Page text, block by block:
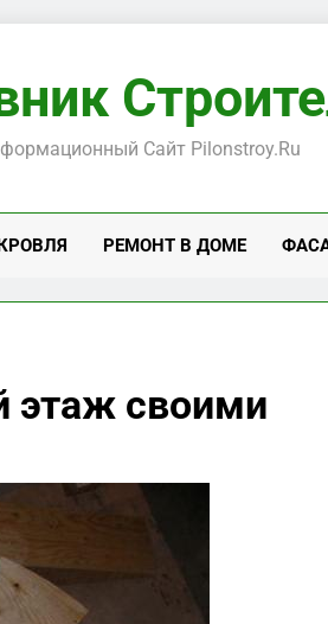
Сайт Pilonstroy.ru
РЕМОНТ В ДОМЕ
этаж своими